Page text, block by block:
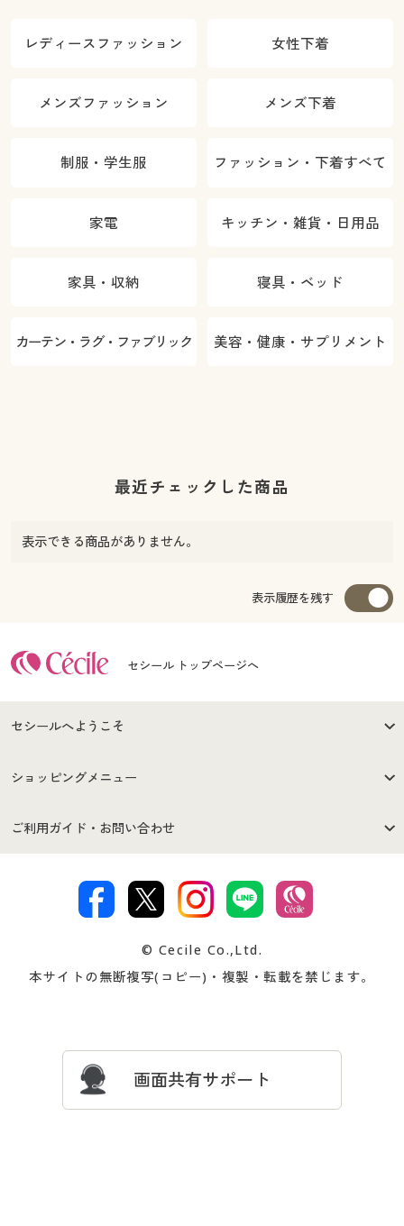
レディースファッション 女性下着
メンズファッション メンズ下着
制服・学生服 ファッション・下着すべて
家電 キッチン・雑貨・日用品
家具・収納 寝具・ベッド
カーテン・ラグ・ファブリック 美容・健康・サプリメント
最近チェックした商品
表示できる商品がありません。
表示履歴を残す
セシール トップページへ
セシールへようこそ
はじめての方へ
セシールご利用規約
著作権・商標について 会社案内
ショッピングメニュー
商品カテゴリ
プレゼント＆キャンペーン サイトマップ
ご利用ガイド・お問い合わせ
交換・返品は お支払は
ついて
忘れの場合
© Cecile Co.,Ltd.
本サイトの無断複写(コピー)・複製・転載を禁じます。
画面共有サポート